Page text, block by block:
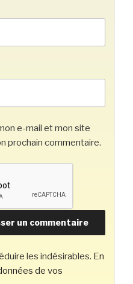
e-mail et mon site
prochain commentaire.
les indésirables. En
de vos